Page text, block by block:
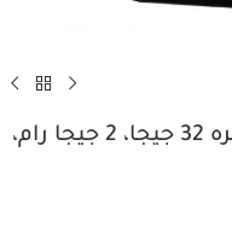
تابلت اكسيد EX7X4 بلس 7″ ذاكره 32 جيجا، 2 جيجا رام،